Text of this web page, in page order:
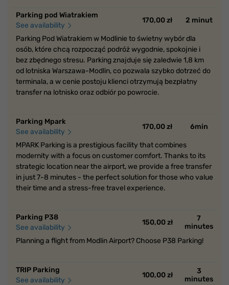
Parking pod Wiatrakiem
See availability
170,00 zł 2 minut
Parking Pod Wiatrakiem w Modlinie to świetny wybór dla
osób, które chcą rozpocząć podróż wygodnie, spokojnie i
bez zbędnego stresu. Parking znajduje się zaledwie 1,8 km
od lotniska Warszawa-Modlin, co pozwala szybko dotrzeć do
terminala, a w cenie postoju klienci otrzymują bezpłatny
transfer na lotnisko oraz odbiór po powrocie.
Parking Mpark
See availability
170,00 zł 6min
MPARK Parking is a prestigious facility that combines
modernity with a focus on customer comfort. Thanks to its
strategic location near the airport, we provide a free transfer
in just 7-8 minutes - the perfect solution for those who value
their time and a stress-free travel experience.
Parking P38
See availability
150,00 zł
7
minutes
Planning a flight from Modlin Airport? Choose P38 Parking!
TRIP Parking
See availability
100,00 zł
3
minutes